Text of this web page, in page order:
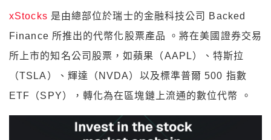
xStocks 是由總部位於瑞士的金融科技公司 Backed
Finance 所推出的代幣化股票產品 。將在美國證券交易
所上市的知名公司股票，如蘋果（AAPL）、特斯拉
（TSLA）、輝達（NVDA）以及標準普爾 500 指數
ETF（SPY），轉化為在區塊鏈上流通的數位代幣 。